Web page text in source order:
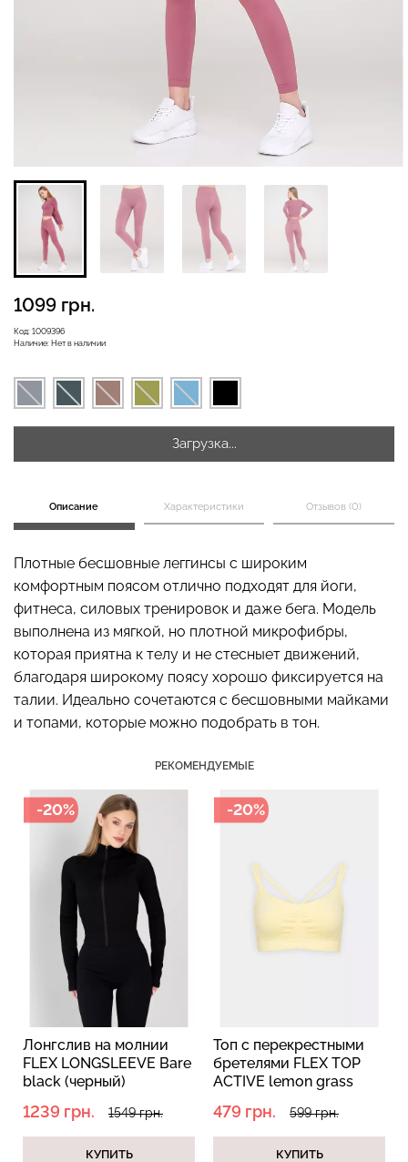
Код: 1009396
Наличие: Нет в наличии
1099 грн.
Загрузка...
Описание Характеристики Отзывов (0)
Плотные бесшовные леггинсы с широким
комфортным поясом отлично подходят для йоги,
фитнеса, силовых тренировок и даже бега. Модель
выполнена из мягкой, но плотной микрофибры,
которая приятна к телу и не стесныет движений,
благодаря широкому поясу хорошо фиксируется на
талии. Идеально сочетаются с бесшовными майками
и топами, которые можно подобрать в тон.
РЕКОМЕНДУЕМЫЕ
-20%
Лонгслив на молнии
FLEX LONGSLEEVE Bare
black (черный)
1239 грн. 1549 грн.
КУПИТЬ
-20%
Топ с перекрестными
бретелями FLEX TOP
ACTIVE lemon grass
479 грн. 599 грн.
КУПИТЬ
Бесшовная бразилиана с
легкой коррекцией
black (черный) Giulia
(черный) Giulia
STRING BRIEFS (черный)
Giulia
299 грн.
Бесшовный топ с легкой
SHAPEWEAR nude
(бежевый) Giulia